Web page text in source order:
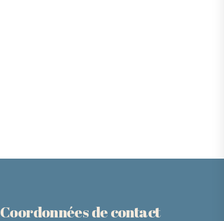
Coordonnées de contact